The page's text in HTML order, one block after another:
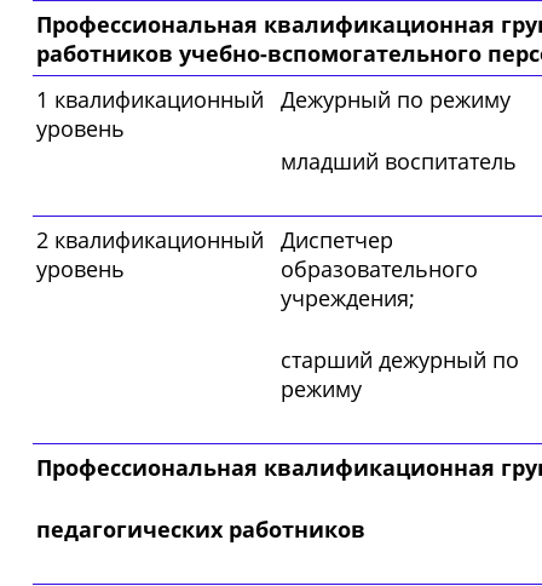
Профессиональная квалификационная
работников учебно-вспомогательного
1 квалификационный
уровень
Дежурный по режиму
младший воспитатель
2 квалификационный
уровень
Диспетчер
образовательного
учреждения;
старший дежурный по
режиму
Профессиональная квалификационная
педагогических работников